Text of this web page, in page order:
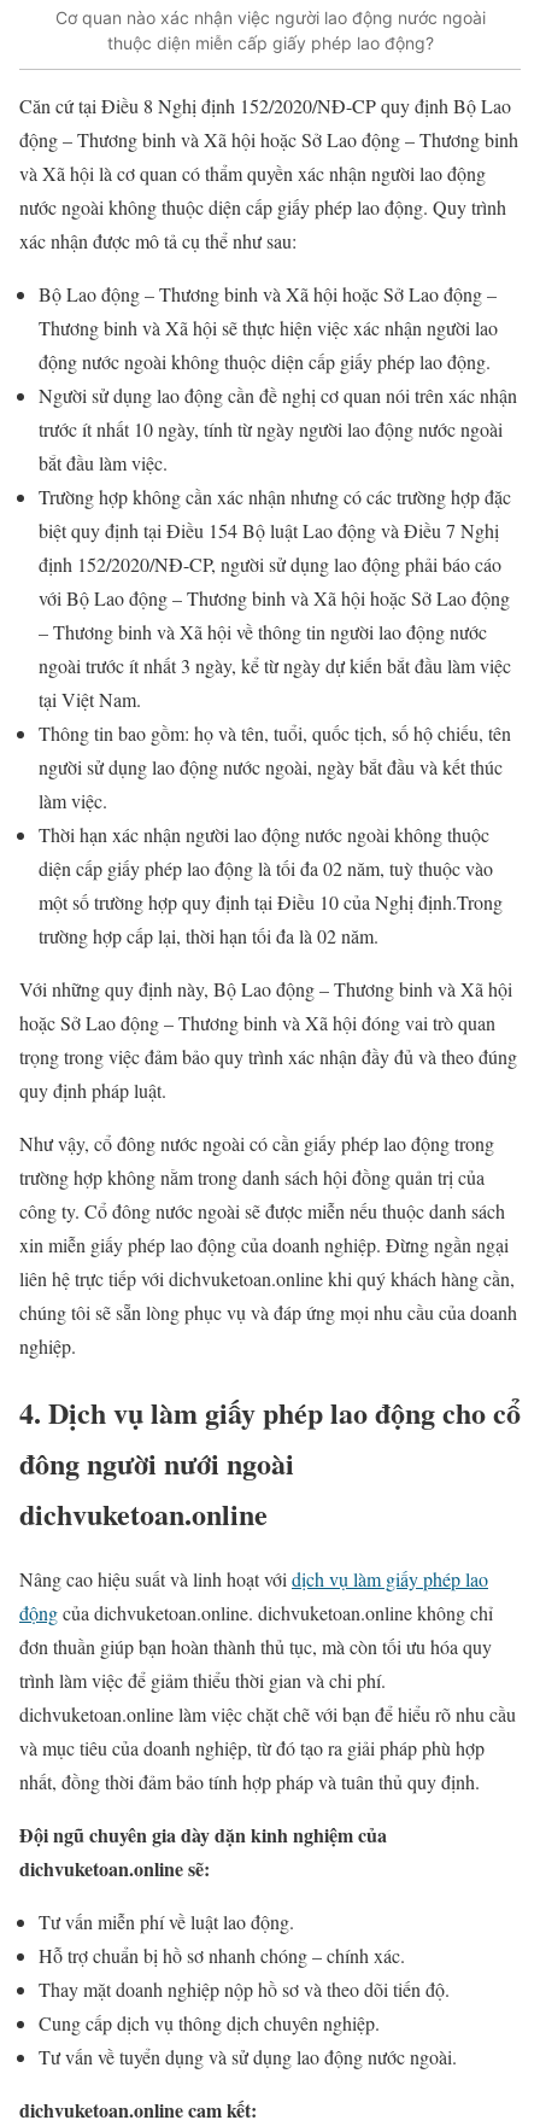
Cơ quan nào xác nhận việc người lao động nước ngoài
thuộc diện miễn cấp giấy phép lao động?
Căn cứ tại Điều 8 Nghị định 152/2020/NĐ-CP quy định Bộ Lao
động – Thương binh và Xã hội hoặc Sở Lao động – Thương binh
và Xã hội là cơ quan có thẩm quyền xác nhận người lao động
nước ngoài không thuộc diện cấp giấy phép lao động. Quy trình
xác nhận được mô tả cụ thể như sau:
Bộ Lao động – Thương binh và Xã hội hoặc Sở Lao động –
Thương binh và Xã hội sẽ thực hiện việc xác nhận người lao
động nước ngoài không thuộc diện cấp giấy phép lao động.
Người sử dụng lao động cần đề nghị cơ quan nói trên xác nhận
trước ít nhất 10 ngày, tính từ ngày người lao động nước ngoài
bắt đầu làm việc.
Trường hợp không cần xác nhận nhưng có các trường hợp đặc
biệt quy định tại Điều 154 Bộ luật Lao động và Điều 7 Nghị
định 152/2020/NĐ-CP, người sử dụng lao động phải báo cáo
với Bộ Lao động – Thương binh và Xã hội hoặc Sở Lao động
– Thương binh và Xã hội về thông tin người lao động nước
ngoài trước ít nhất 3 ngày, kể từ ngày dự kiến bắt đầu làm việc
tại Việt Nam.
Thông tin bao gồm: họ và tên, tuổi, quốc tịch, số hộ chiếu, tên
người sử dụng lao động nước ngoài, ngày bắt đầu và kết thúc
làm việc.
Thời hạn xác nhận người lao động nước ngoài không thuộc
diện cấp giấy phép lao động là tối đa 02 năm, tuỳ thuộc vào
một số trường hợp quy định tại Điều 10 của Nghị định.Trong
trường hợp cấp lại, thời hạn tối đa là 02 năm.
Với những quy định này, Bộ Lao động – Thương binh và Xã hội
hoặc Sở Lao động – Thương binh và Xã hội đóng vai trò quan
trọng trong việc đảm bảo quy trình xác nhận đầy đủ và theo đúng
quy định pháp luật.
Như vậy, cổ đông nước ngoài có cần giấy phép lao động trong
trường hợp không nằm trong danh sách hội đồng quản trị của
công ty. Cổ đông nước ngoài sẽ được miễn nếu thuộc danh sách
xin miễn giấy phép lao động của doanh nghiệp. Đừng ngần ngại
liên hệ trực tiếp với dichvuketoan.online khi quý khách hàng cần,
chúng tôi sẽ sẵn lòng phục vụ và đáp ứng mọi nhu cầu của doanh
nghiệp.
4. Dịch vụ làm giấy phép lao động cho cổ
đông người nưới ngoài
dichvuketoan.online
Nâng cao hiệu suất và linh hoạt vớidịch vụ làm giấy phép lao
độngcủa dichvuketoan.online. dichvuketoan.online không chỉ
đơn thuần giúp bạn hoàn thành thủ tục, mà còn tối ưu hóa quy
trình làm việc để giảm thiểu thời gian và chi phí.
dichvuketoan.online làm việc chặt chẽ với bạn để hiểu rõ nhu cầu
và mục tiêu của doanh nghiệp, từ đó tạo ra giải pháp phù hợp
nhất, đồng thời đảm bảo tính hợp pháp và tuân thủ quy định.
Đội ngũ chuyên gia dày dặn kinh nghiệm của
dichvuketoan.online sẽ:
Tư vấn miễn phí về luật lao động.
Hỗ trợ chuẩn bị hồ sơ nhanh chóng – chính xác.
Thay mặt doanh nghiệp nộp hồ sơ và theo dõi tiến độ.
Cung cấp dịch vụ thông dịch chuyên nghiệp.
Tư vấn về tuyển dụng và sử dụng lao động nước ngoài.
dichvuketoan.online cam kết: